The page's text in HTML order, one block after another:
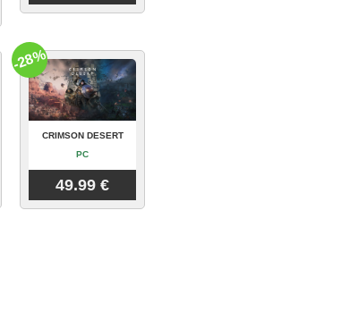
CRIMSON DESERT
PC
49.99 €
-28%